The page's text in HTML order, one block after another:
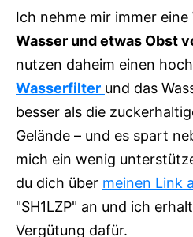
Ich nehme mir immer eine
Wasser und etwas Obst
nutzen daheim einen
Wasserfilter und das
besser als die
Gelände – und es spart
mich ein wenig
du dich über meinen Link
"SH1LZP" an und ich
Vergütung dafür.